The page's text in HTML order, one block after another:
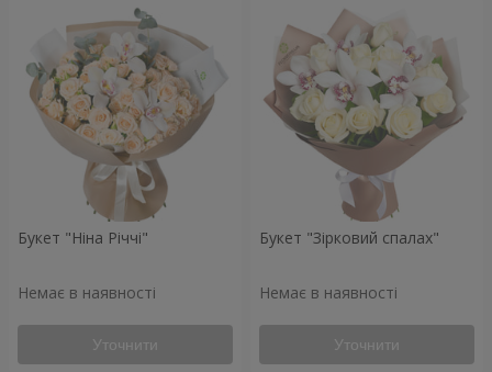
Букет "Ніна Річчі"
Немає в наявності
Уточнити
Букет "Зірковий спалах"
Немає в наявності
Уточнити